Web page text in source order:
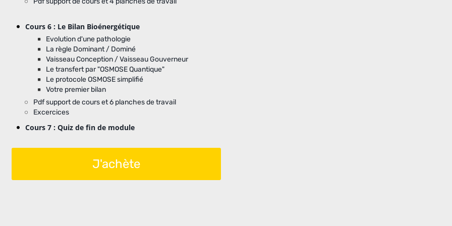
Cours 6 : Le Bilan Bioénergétique
Evolution d'une pathologie
La règle Dominant / Dominé
Vaisseau Conception / Vaisseau Gouverneur
Le transfert par "OSMOSE Quantique"
Le protocole OSMOSE simplifié
Votre premier bilan
Pdf support de cours et 6 planches de travail
Excercices
Cours 7 : Quiz de fin de module
J'achète